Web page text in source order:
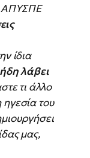
ΑΠΥΣΠΕ
ίδια
λάβει
τι άλλο
ηγεσία του
μας,